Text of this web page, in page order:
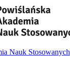
Nauk Stosowanych